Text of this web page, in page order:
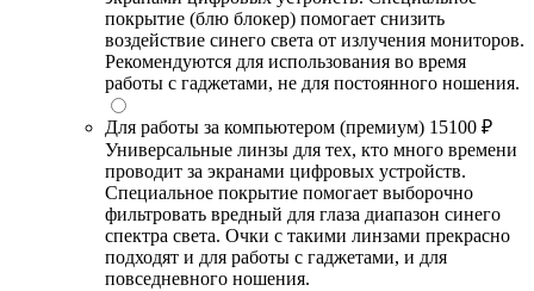
покрытие (блю блокер) помогает снизить
воздействие синего света от излучения мониторов.
Рекомендуются для использования во время
работы с гаджетами, не для постоянного ношения.
Для работы за компьютером (премиум) 15100 ₽
Универсальные линзы для тех, кто много времени
проводит за экранами цифровых устройств.
Специальное покрытие помогает выборочно
фильтровать вредный для глаза диапазон синего
спектра света. Очки с такими линзами прекрасно
подходят и для работы с гаджетами, и для
повседневного ношения.